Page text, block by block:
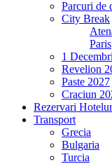
Parcuri de
City Break
Paris
1
Revelion
Paste 2027
Craciun
Rezervari
Transport
Grecia
Bulgaria
Turcia